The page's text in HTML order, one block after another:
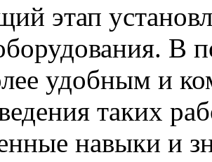
этап
В
удобным и
таких
навыки и